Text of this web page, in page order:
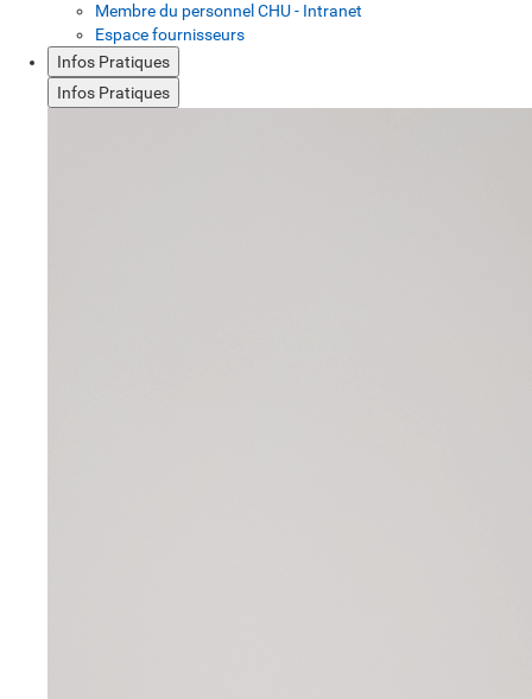
Membre du personnel CHU - Intranet
Espace fournisseurs
Infos Pratiques
Infos Pratiques